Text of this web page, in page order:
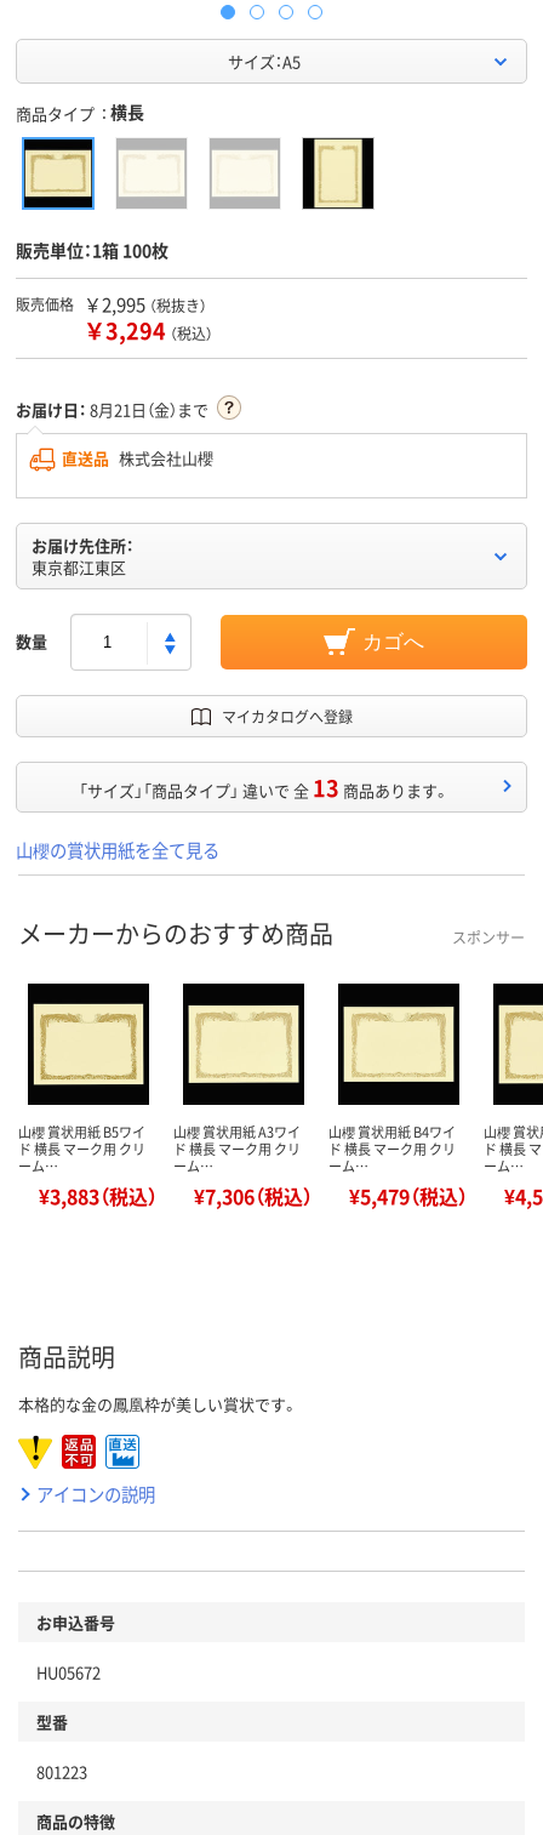
サイズ：A5
商品タイプ 横長
販売単位：1箱 100枚
販売価格 ￥2,995 （税抜き）
￥3,294 （税込）
お届け日： 8月21日（金）まで
直送品 株式会社山櫻
お届け先住所：
東京都江東区
数量 カゴへ
マイカタログへ登録
「サイズ」「商品タイプ」 違いで 全 13 商品あります。
山櫻の賞状用紙を全て見る
メーカーからのおすすめ商品 スポンサー
山櫻 賞状用紙 B5ワイ
ド 横長 マーク用 クリ
ーム…
¥3,883（税込）
山櫻 賞状用紙 A3ワイ
ド 横長 マーク用 クリ
ーム…
¥7,306（税込）
山櫻 賞状用紙 B4ワイ
ド 横長 マーク用 クリ
ーム…
¥5,479（税込）
山櫻 賞
ド 横長
ーム…
商品説明
本格的な金の鳳凰枠が美しい賞状です。
アイコンの説明
お申込番号
HU05672
型番
801223
商品の特徴